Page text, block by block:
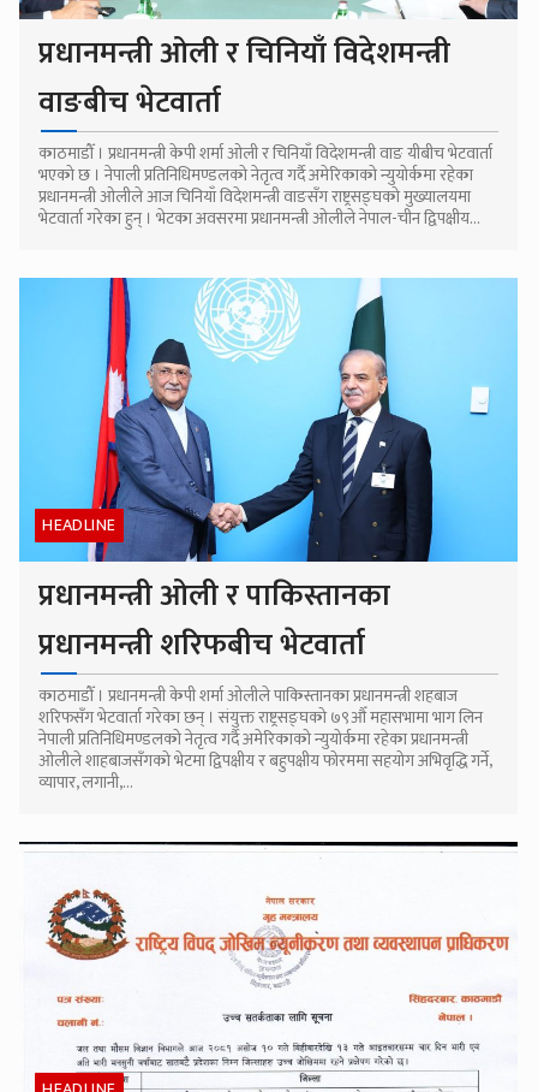
प्रधानमन्त्री ओली र चिनियाँ विदेशमन्त्री
वाङबीच भेटवार्ता
काठमाडौँ । प्रधानमन्त्री केपी शर्मा ओली र चिनियाँ विदेशमन्त्री वाङ यीबीच भेटवार्ता
भएको छ । नेपाली प्रतिनिधिमण्डलको नेतृत्व गर्दै अमेरिकाको न्युयोर्कमा रहेका
प्रधानमन्त्री ओलीले आज चिनियाँ विदेशमन्त्री वाङसँग राष्ट्रसङ्घको मुख्यालयमा
भेटवार्ता गरेका हुन् । भेटका अवसरमा प्रधानमन्त्री ओलीले नेपाल-चीन द्विपक्षीय...
HEADLINE
प्रधानमन्त्री ओली र पाकिस्तानका
प्रधानमन्त्री शरिफबीच भेटवार्ता
काठमाडौँ । प्रधानमन्त्री केपी शर्मा ओलीले पाकिस्तानका प्रधानमन्त्री शहबाज
शरिफसँग भेटवार्ता गरेका छन् । संयुक्त राष्ट्रसङ्घको ७९औँ महासभामा भाग लिन
नेपाली प्रतिनिधिमण्डलको नेतृत्व गर्दै अमेरिकाको न्युयोर्कमा रहेका प्रधानमन्त्री
ओलीले शाहबाजसँगको भेटमा द्विपक्षीय र बहुपक्षीय फोरममा सहयोग अभिवृद्धि गर्ने,
व्यापार, लगानी,...